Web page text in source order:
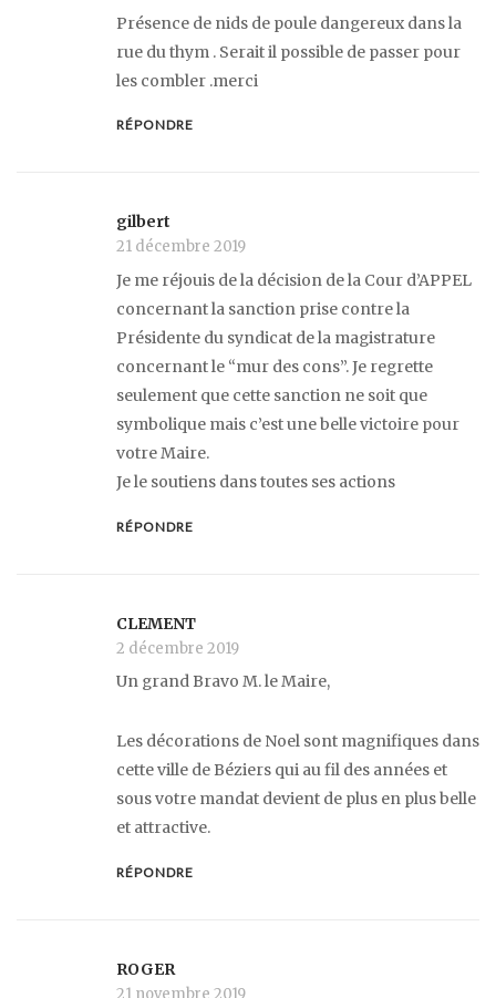
Présence de nids de poule dangereux dans la
rue du thym . Serait il possible de passer pour
les combler .merci
RÉPONDRE
gilbert
21 décembre 2019
Je me réjouis de la décision de la Cour d’APPEL
concernant la sanction prise contre la
Présidente du syndicat de la magistrature
concernant le “mur des cons”. Je regrette
seulement que cette sanction ne soit que
symbolique mais c’est une belle victoire pour
votre Maire.
Je le soutiens dans toutes ses actions
RÉPONDRE
CLEMENT
2 décembre 2019
Un grand Bravo M. le Maire,
Les décorations de Noel sont magnifiques dans
cette ville de Béziers qui au fil des années et
sous votre mandat devient de plus en plus belle
et attractive.
RÉPONDRE
ROGER
21 novembre 2019